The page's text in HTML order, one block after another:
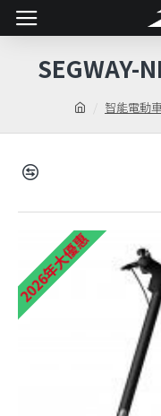
智能電動
SEGWAY-
2026年大優惠